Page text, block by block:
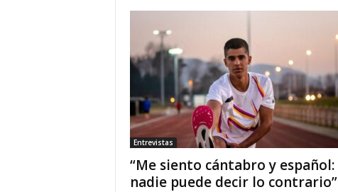
Entrevistas
“Me siento cántabro y español:
nadie puede decir lo contrario”